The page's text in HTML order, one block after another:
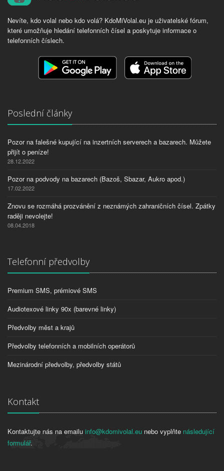
Nevíte, kdo volal nebo kdo volá? KdoMiVolal.eu je uživatelské fórum,
které umožňuje hledání telefonních čísel a poskytuje informace o
telefonních číslech.
Poslední články
Pozor na falešné kupující na inzertních serverech a bazarech. Můžete
přijít o peníze!
28.12.2022
Pozor na podvody na bazarech (Bazoš, Sbazar, Aukro apod.)
17.02.2022
Znovu se rozmáhá prozvánění z neznámých zahraničních čísel. Zpátky
raději nevolejte!
08.04.2018
Telefonní předvolby
Premium SMS, prémiové SMS
Audiotexové linky 90x (barevné linky)
Předvolby měst a krajů
Předvolby telefonních a mobilních operátorů
Mezinárodní předvolby, předvolby států
Kontakt
Kontaktujte nás na emailu info@kdomivolal.eu nebo vyplňte následující
formulář.